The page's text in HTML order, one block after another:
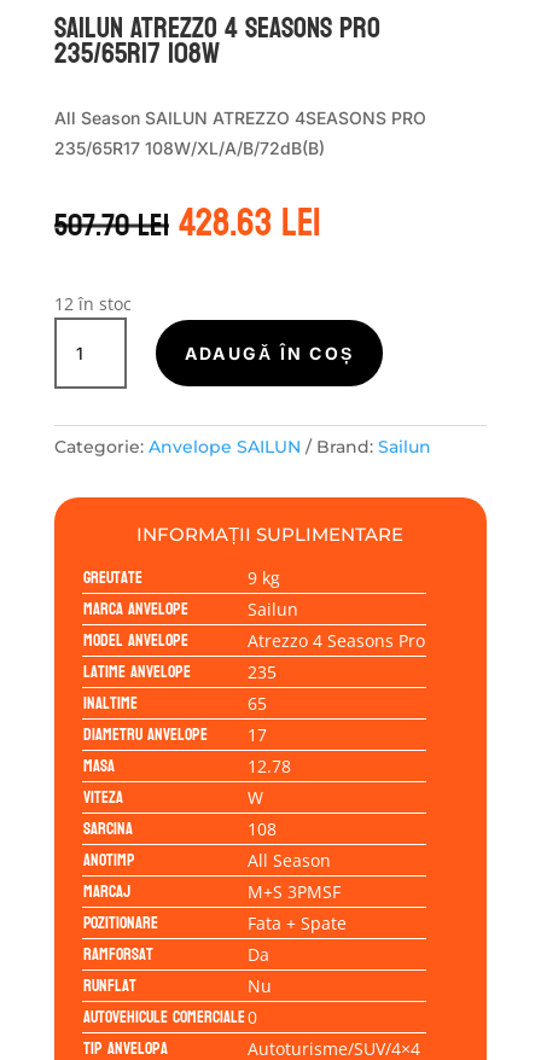
Sailun ATREZZO 4 SEASONS PRO
235/65R17 108W
All Season SAILUN ATREZZO 4SEASONS PRO
235/65R17 108W/XL/A/B/72dB(B)
507.70leiPrețul
inițial
507.70 lei.
428.63leiPrețul
curent
12 în stoc
Cantitate
Sailun
ATREZZO
SEASONS
235/65R17
108W
ADAUGĂ ÎN COȘ
Categorie: Anvelope SAILUN Brand: Sailun
INFORMAȚII SUPLIMENTARE
Greutate 9 kg
Marca anvelope Sailun
Model anvelope Atrezzo 4 Seasons Pro
Latime anvelope 235
Inaltime 65
Diametru anvelope 17
Masa 12.78
Viteza W
Sarcina 108
Anotimp All Season
Marcaj M+S 3PMSF
Pozitionare Fata + Spate
Ramforsat Da
Runflat Nu
Autovehicule comerciale0
Tip anvelopa Autoturisme/SUV/4×4